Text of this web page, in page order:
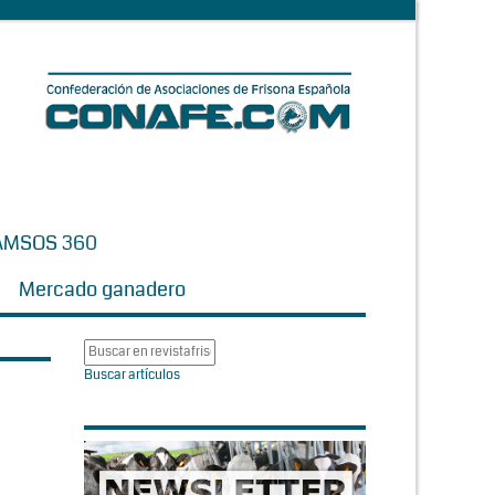
360
Mercado ganadero
Buscar artículos